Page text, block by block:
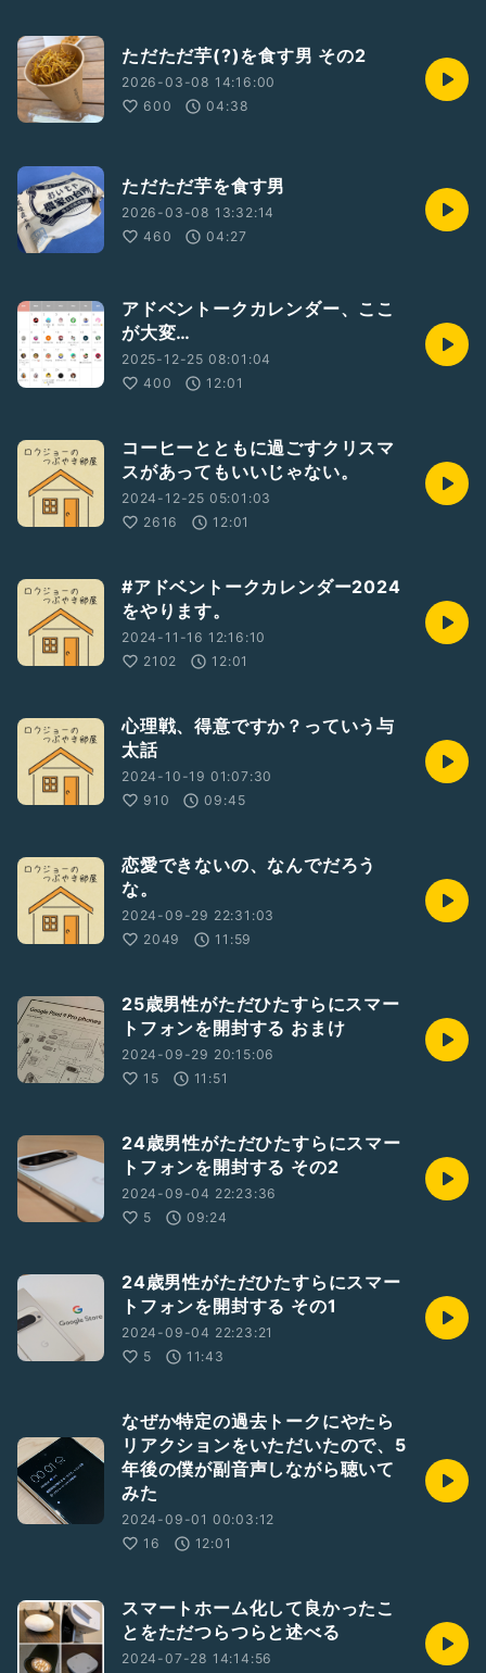
ただただ芋(?)を食す男 その2
2026-03-08 14:16:00
600
04:38
ただただ芋を食す男
2026-03-08 13:32:14
460
04:27
アドベントークカレンダー、ここ
が大変…
2025-12-25 08:01:04
400
12:01
コーヒーとともに過ごすクリスマ
スがあってもいいじゃない。
2024-12-25 05:01:03
2616
12:01
#アドベントークカレンダー2024
をやります。
2024-11-16 12:16:10
2102
12:01
心理戦、得意ですか？っていう与
太話
2024-10-19 01:07:30
910
09:45
恋愛できないの、なんでだろう
な。
2024-09-29 22:31:03
2049
11:59
25歳男性がただひたすらにスマー
トフォンを開封する おまけ
2024-09-29 20:15:06
15
11:51
24歳男性がただひたすらにスマー
トフォンを開封する その2
2024-09-04 22:23:36
5
09:24
24歳男性がただひたすらにスマー
トフォンを開封する その1
2024-09-04 22:23:21
5
11:43
なぜか特定の過去トークにやたら
リアクションをいただいたので、5
年後の僕が副音声しながら聴いて
みた
2024-09-01 00:03:12
16
12:01
スマートホーム化して良かったこ
とをただつらつらと述べる
2024-07-28 14:14:56